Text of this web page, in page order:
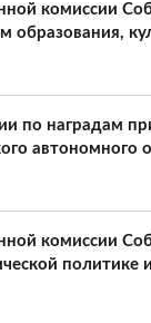
комиссии
образования,
по наградам
автономного
комиссии
политике